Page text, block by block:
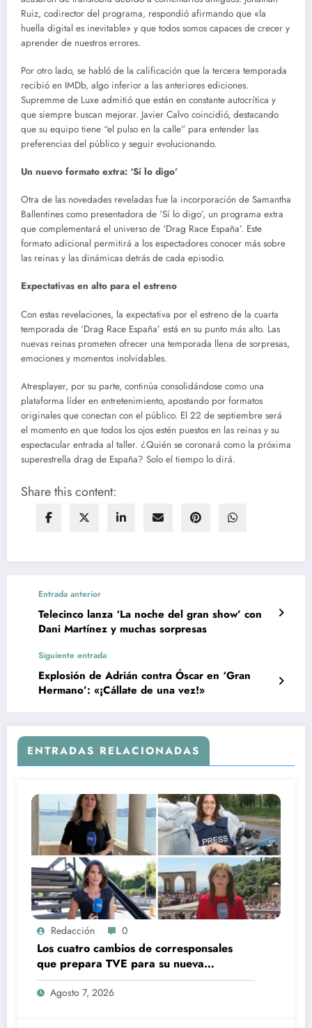
Ruiz, codirector del programa, respondió afirmando que «la
huella digital es inevitable» y que todos somos capaces de crecer y
aprender de nuestros errores.
Por otro lado, se habló de la calificación que la tercera temporada
recibió en IMDb, algo inferior a las anteriores ediciones.
Supremme de Luxe admitió que están en constante autocrítica y
que siempre buscan mejorar. Javier Calvo coincidió, destacando
que su equipo tiene “el pulso en la calle” para entender las
preferencias del público y seguir evolucionando.
Un nuevo formato extra: ‘Sí lo digo’
Otra de las novedades reveladas fue la incorporación de Samantha
Ballentines como presentadora de ‘Sí lo digo’, un programa extra
que complementará el universo de ‘Drag Race España’. Este
formato adicional permitirá a los espectadores conocer más sobre
las reinas y las dinámicas detrás de cada episodio.
Expectativas en alto para el estreno
Con estas revelaciones, la expectativa por el estreno de la cuarta
temporada de ‘Drag Race España’ está en su punto más alto. Las
nuevas reinas prometen ofrecer una temporada llena de sorpresas,
emociones y momentos inolvidables.
Atresplayer, por su parte, continúa consolidándose como una
plataforma líder en entretenimiento, apostando por formatos
originales que conectan con el público. El 22 de septiembre será
el momento en que todos los ojos estén puestos en las reinas y su
espectacular entrada al taller. ¿Quién se coronará como la próxima
superestrella drag de España? Solo el tiempo lo dirá.
Share this content:
Entrada anterior
Telecinco lanza ‘La noche del gran show’ con
Dani Martínez y muchas sorpresas
Siguiente entrada
Explosión de Adrián contra Óscar en ‘Gran
Hermano’: «¡Cállate de una vez!»
ENTRADAS RELACIONADAS
Redacción 0
Los cuatro cambios de corresponsales
que prepara TVE para su nueva
temporada
Agosto 7, 2026